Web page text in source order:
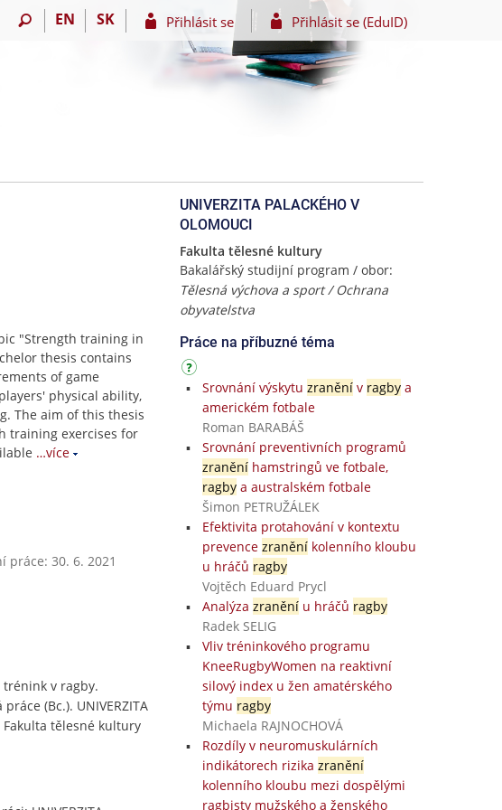
EN SK Přihlásit se Přihlásit se (EduID)
"Strength training in
thesis contains
of game
physical ability,
The aim of this thesis
training exercises for
…více
práce: 30. 6. 2021
trénink v ragby.
(Bc.). UNIVERZITA
Fakulta tělesné kultury
UNIVERZITA PALACKÉHO V
OLOMOUCI
Fakulta tělesné kultury
Bakalářský studijní program / obor:
Tělesná výchova a sport / Ochrana
obyvatelstva
Práce na příbuzné téma
Srovnání výskytu zraněnív ragbya
americkém fotbale
Roman BARABÁŠ
Srovnání preventivních programů
zraněníhamstringů ve fotbale,
ragbya australském fotbale
Šimon PETRUŽÁLEK
Efektivita protahování v kontextu
prevence zraněníkolenního kloubu
u hráčů ragby
Vojtěch Eduard Prycl
Analýza zraněníu hráčů ragby
Radek SELIG
Vliv tréninkového programu
KneeRugbyWomen na reaktivní
silový index u žen amatérského
týmu ragby
Michaela RAJNOCHOVÁ
Rozdíly v neuromuskulárních
indikátorech rizika zranění
kolenního kloubu mezi dospělými
ragbisty mužského a ženského